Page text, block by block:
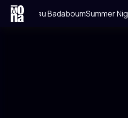
Night au BadaboumSummer